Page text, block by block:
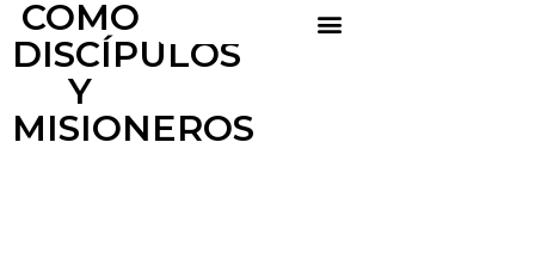
COMO
DISCÍPULOS
Y
MISIONEROS